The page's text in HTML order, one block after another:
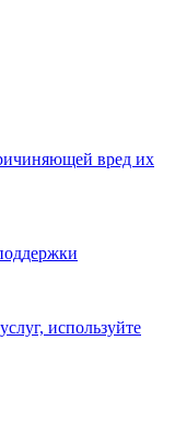
вред их
используйте